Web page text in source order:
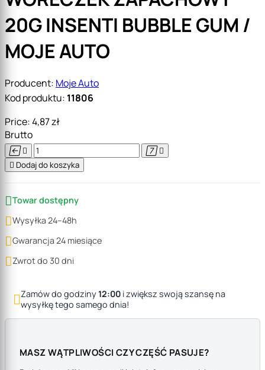
20G INSENTI BUBBLE GUM /
MOJE AUTO
Producent: Moje Auto
Kod produktu: 11806
Price:4,87 zł
Brutto
   
 Dodaj do koszyka
Towar dostępny
Wysyłka 24–48h
Gwarancja 24 miesiące
Zwrot do 30 dni
Zamów do godziny12:00i zwiększ swoją szansę na
wysyłkę tego samego dnia!
MASZ WĄTPLIWOŚCI CZY CZĘŚĆ PASUJE?